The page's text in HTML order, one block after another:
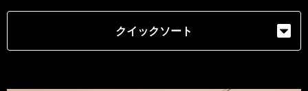
クイックソート